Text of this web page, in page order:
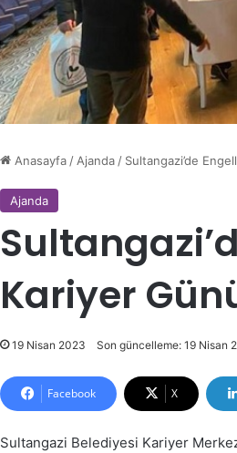
Anasayfa/Ajanda/ Sultangazi’de
Ajanda
Kariyer
19 Nisan 2023 Son güncelleme: 19 Nisan
Facebook X
Sultangazi Belediyesi Kariyer